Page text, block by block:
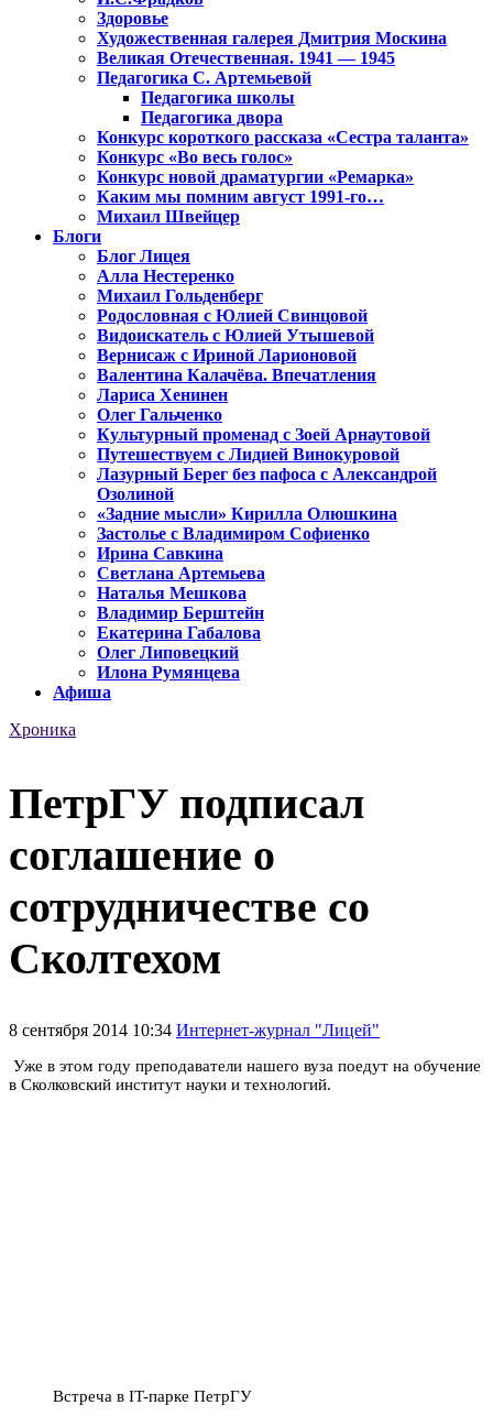
Здоровье
Художественная галерея Дмитрия Москина
Великая Отечественная. 1941 — 1945
Педагогика С. Артемьевой
Педагогика школы
Педагогика двора
Конкурс короткого рассказа «Сестра таланта»
Конкурс «Во весь голос»
Конкурс новой драматургии «Ремарка»
Каким мы помним август 1991-го…
Михаил Швейцер
Блоги
Блог Лицея
Алла Нестеренко
Михаил Гольденберг
Родословная с Юлией Свинцовой
Видоискатель с Юлией Утышевой
Вернисаж с Ириной Ларионовой
Валентина Калачёва. Впечатления
Лариса Хенинен
Олег Гальченко
Культурный променад с Зоей Арнаутовой
Путешествуем с Лидией Винокуровой
Лазурный Берег без пафоса с Александрой
Озолиной
«Задние мысли» Кирилла Олюшкина
Застолье с Владимиром Софиенко
Ирина Савкина
Светлана Артемьева
Наталья Мешкова
Владимир Берштейн
Екатерина Габалова
Олег Липовецкий
Илона Румянцева
Афиша
Хроника
ПетрГУ подписал
соглашение о
сотрудничестве со
Сколтехом
8 сентября 2014 10:34 Интернет-журнал "Лицей"
Уже в этом году преподаватели нашего вуза поедут на обучение
в Сколковский институт науки и технологий.
Встреча в IT-парке ПетрГУ